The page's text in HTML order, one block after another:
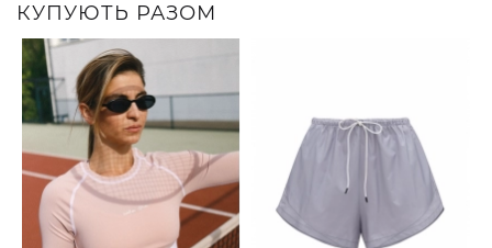
КУПУЮТЬ РАЗОМ